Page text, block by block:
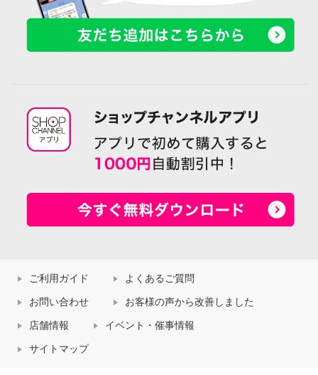
ご利用ガイド よくあるご質問
お問い合わせ お客様の声から改善しました
店舗情報 イベント・催事情報
サイトマップ